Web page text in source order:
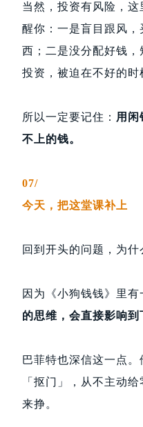
当然，投资有风险，
醒你：一是盲目跟风
西；二是没分配好钱
投资，被迫在不好的时
所以一定要记住： 用闲
不上的钱。
07/
今天，把这堂课补上
回到开头的问题，为
因为《小狗钱钱》里有
的思维，会直接影响到
巴菲特也深信这一点
「抠门」，从不主动
来挣。